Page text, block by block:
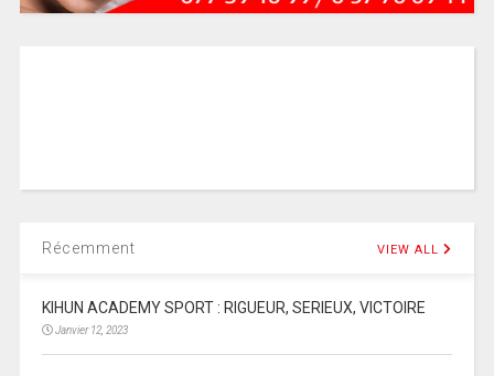
Récemment VIEW ALL
KIHUN ACADEMY SPORT : RIGUEUR, SERIEUX, VICTOIRE
Janvier 12, 2023